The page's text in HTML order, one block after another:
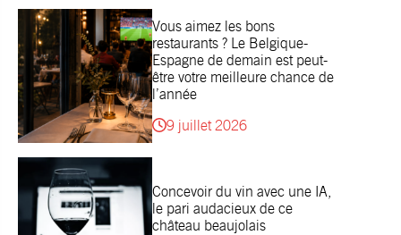
Vous aimez les bons
restaurants ? Le Belgique-
Espagne de demain est peut-
être votre meilleure chance de
l’année
9 juillet 2026
Concevoir du vin avec une IA,
le pari audacieux de ce
château beaujolais